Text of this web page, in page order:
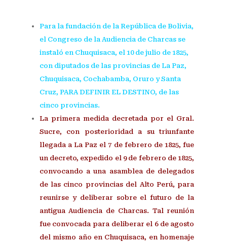
Para la fundación de la República de Bolivia,
el Congreso de la Audiencia de Charcas se
instaló en Chuquisaca, el 10 de julio de 1825,
con diputados de las provincias de La Paz,
Chuquisaca, Cochabamba, Oruro y Santa
Cruz, PARA DEFINIR EL DESTINO, de las
cinco provincias.
La primera medida decretada por el Gral.
Sucre, con posterioridad a su triunfante
llegada a La Paz el 7 de febrero de 1825, fue
un decreto, expedido el 9 de febrero de 1825,
convocando a una asamblea de delegados
de las cinco provincias del Alto Perú, para
reunirse y deliberar sobre el futuro de la
antigua Audiencia de Charcas. Tal reunión
fue convocada para deliberar el 6 de agosto
del mismo año en Chuquisaca, en homenaje